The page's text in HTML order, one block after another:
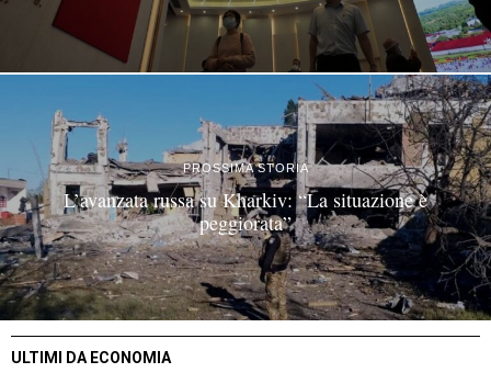
PROSSIMA STORIA
L’avanzata russa su Kharkiv: “La situazione è
peggiorata”
ULTIMI DA ECONOMIA